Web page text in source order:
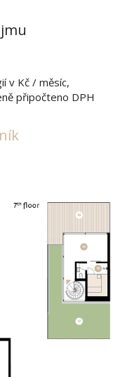
v Kč / měsíc,
připočteno DPH